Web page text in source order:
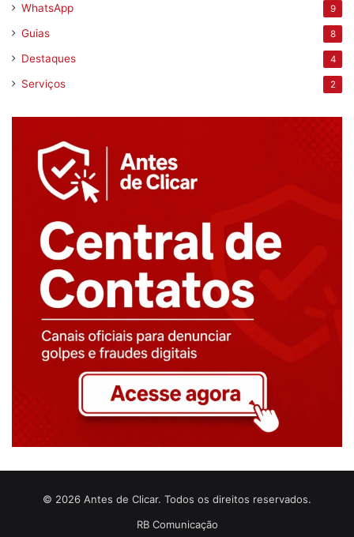
WhatsApp 9
Guias 8
Destaques 4
Serviços 2
© 2026 Antes de Clicar. Todos os direitos reservados.
RB Comunicação